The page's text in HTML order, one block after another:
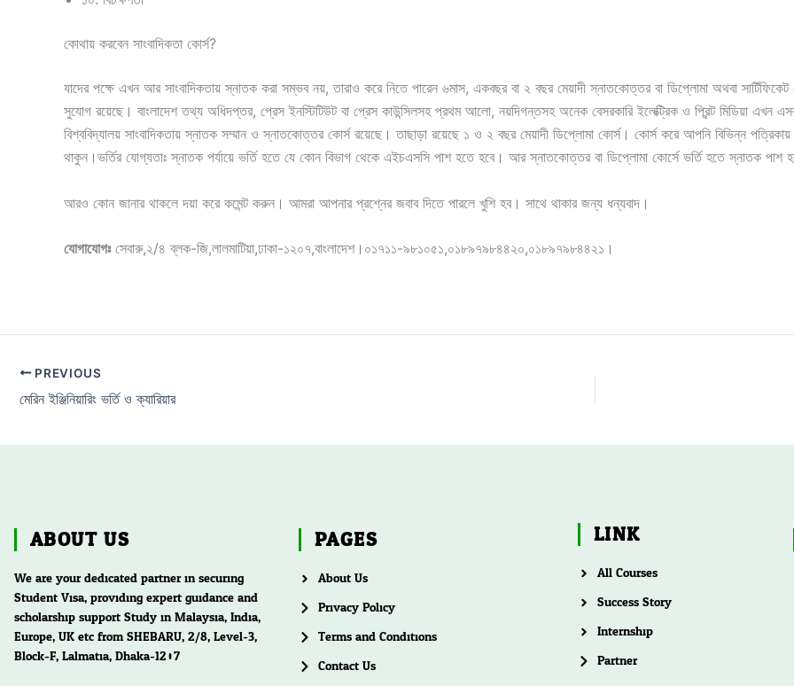
কোথায় করবেন সাংবাদিকতা কোর্স?
যাদের পক্ষে এখন আর সাংবাদিকতায় স্নাতক করা সম্ভব নয়, তারাও করে নিতে পারেন ৬মাস, একবছর বা ২ বছর মেয়াদী স্নাতকোত্তর বা ডিপ্লোমা অথবা সার্টিফিকেট
সুযোগ রয়েছে। বাংলাদেশ তথ্য অধিদপ্তর, প্রেস ইনস্টিটিউট বা প্রেস কাউন্সিলসহ প্রথম আলো, নয়দিগন্তসহ অনেক বেসরকারি ইলেক্ট্রিক ও প্রিন্ট মিডিয়া এখন
বিশ্ববিদ্যালয় সাংবাদিকতায় স্নাতক সম্মান ও স্নাতকোত্তর কোর্স রয়েছে। তাছাড়া রয়েছে ১ ও ২ বছর মেয়াদী ডিপ্লোমা কোর্স। কোর্স করে আপনি বিভিন্ন
থাকুন।ভর্তির যোগ্যতাঃ স্নাতক পর্যায়ে ভর্তি হতে যে কোন বিভাগ থেকে এইচএসসি পাশ হতে হবে। আর স্নাতকোত্তর বা ডিপ্লোমা কোর্সে ভর্তি হতে স্নাতক পাশ
আরও কোন জানার থাকলে দয়া করে কমেন্ট করুন। আমরা আপনার প্রশ্নের জবাব দিতে পারলে খুশি হব। সাথে থাকার জন্য ধন্যবাদ।
যোগাযোগঃসেবারু,২/৪ ব্লক-জি,লালমাটিয়া,ঢাকা-১২০৭,বাংলাদেশ।০১৭১১-৯৮১০৫১,০১৮৯৭৯৮৪৪২০,০১৮৯৭৯৮৪৪২১।
PREVIOUS
মেরিন ইঞ্জিনিয়ারিং ভর্তি ও ক্যারিয়ার
ABOUT US
We are your dedicated partner in securing
Student Visa, providing expert guidance and
scholarship support Study in Malaysia, India,
Europe, UK etc from SHEBARU, 2/8, Level-3,
Block-F, Lalmatia, Dhaka-1207
PAGES
About Us
Privacy Policy
Terms and Conditions
Contact Us
LINK
All Courses
Success Story
Internship
Partner